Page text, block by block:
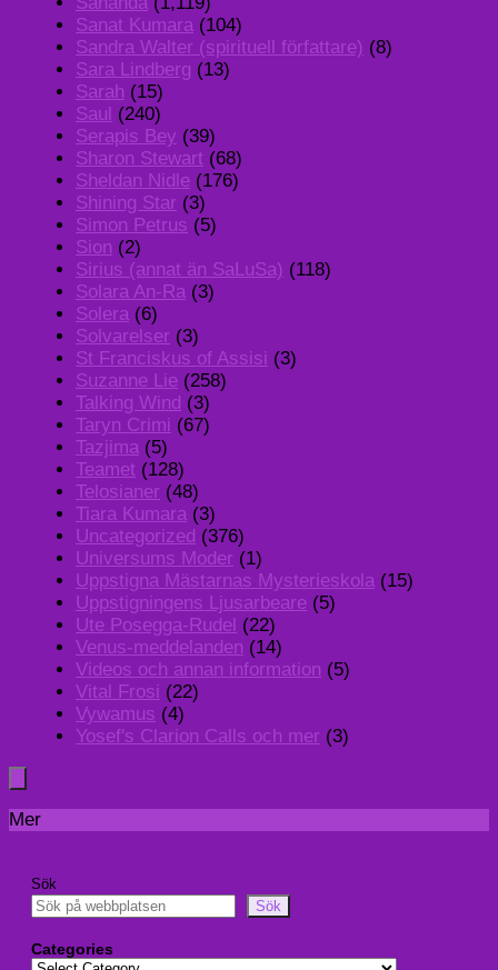
Sanat Kumara (104)
Sandra Walter (spirituell författare) (8)
Sara Lindberg (13)
Sarah (15)
Saul (240)
Serapis Bey (39)
Sharon Stewart (68)
Sheldan Nidle (176)
Shining Star (3)
Simon Petrus (5)
Sion (2)
Sirius (annat än SaLuSa) (118)
Solara An-Ra (3)
Solera (6)
Solvarelser (3)
St Franciskus of Assisi (3)
Suzanne Lie (258)
Talking Wind (3)
Taryn Crimi (67)
Tazjima (5)
Teamet (128)
Telosianer (48)
Tiara Kumara (3)
Uncategorized (376)
Universums Moder (1)
Uppstigna Mästarnas Mysterieskola (15)
Uppstigningens Ljusarbeare (5)
Ute Posegga-Rudel (22)
Venus-meddelanden (14)
Videos och annan information (5)
Vital Frosi (22)
Vywamus (4)
Yosef's Clarion Calls och mer (3)
Mer
Sök
Sök
Categories